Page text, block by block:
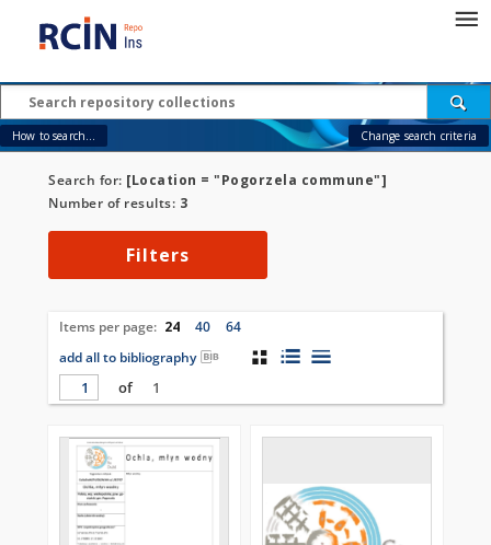
How to search... Change search criteria
Search for: [Location = "Pogorzela commune"]
Number of results: 3
Filters
Items per page: 24 40
64
add all to bibliography
of
1